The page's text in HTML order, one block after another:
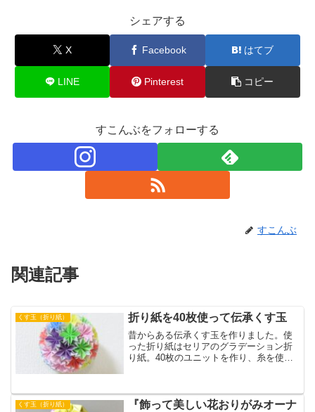
シェアする
X Facebook はてブ
LINE Pinterest コピー
すこんぶをフォローする
すこんぶ
関連記事
くす玉（折り紙） 折り紙を40枚使って伝承くす玉
昔からある伝承くす玉を作りました。使
った折り紙はセリアのグラデーション折
り紙。40枚のユニットを作り、糸を使っ
くす玉（折り紙）
『飾って美しい花おりがみオーナ